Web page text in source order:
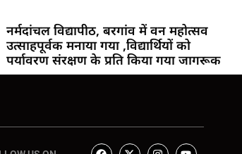
नर्मदांचल विद्यापीठ, बरगांव में वन महोत्सव
उत्साहपूर्वक मनाया गया ,विद्यार्थियों को
पर्यावरण संरक्षण के प्रति किया गया जागरूक